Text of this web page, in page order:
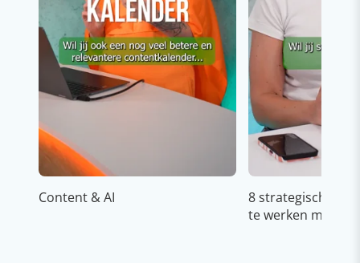
Content & AI
8 strategische
te werken met